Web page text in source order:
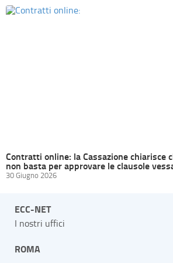
Contratti online: la Cassazione chiarisce
non basta per approvare le clausole
30 Giugno 2026
ECC-NET
I nostri uffici
ROMA